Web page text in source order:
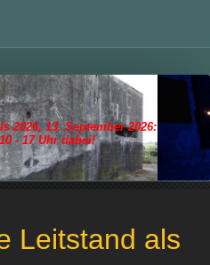
2026, 13. September 2026:
- 17 Uhr dabei!
Leitstand als